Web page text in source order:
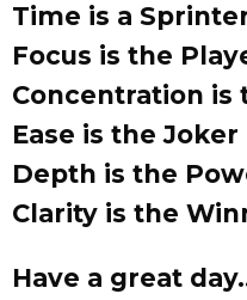
Time is a
Focus is the
Concentration is
Ease is the Joker
Depth is the
Clarity is the
Have a great